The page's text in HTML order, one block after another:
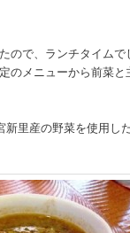
ので、ランチタイム
のメニューから前菜と
新里産の野菜を使用し